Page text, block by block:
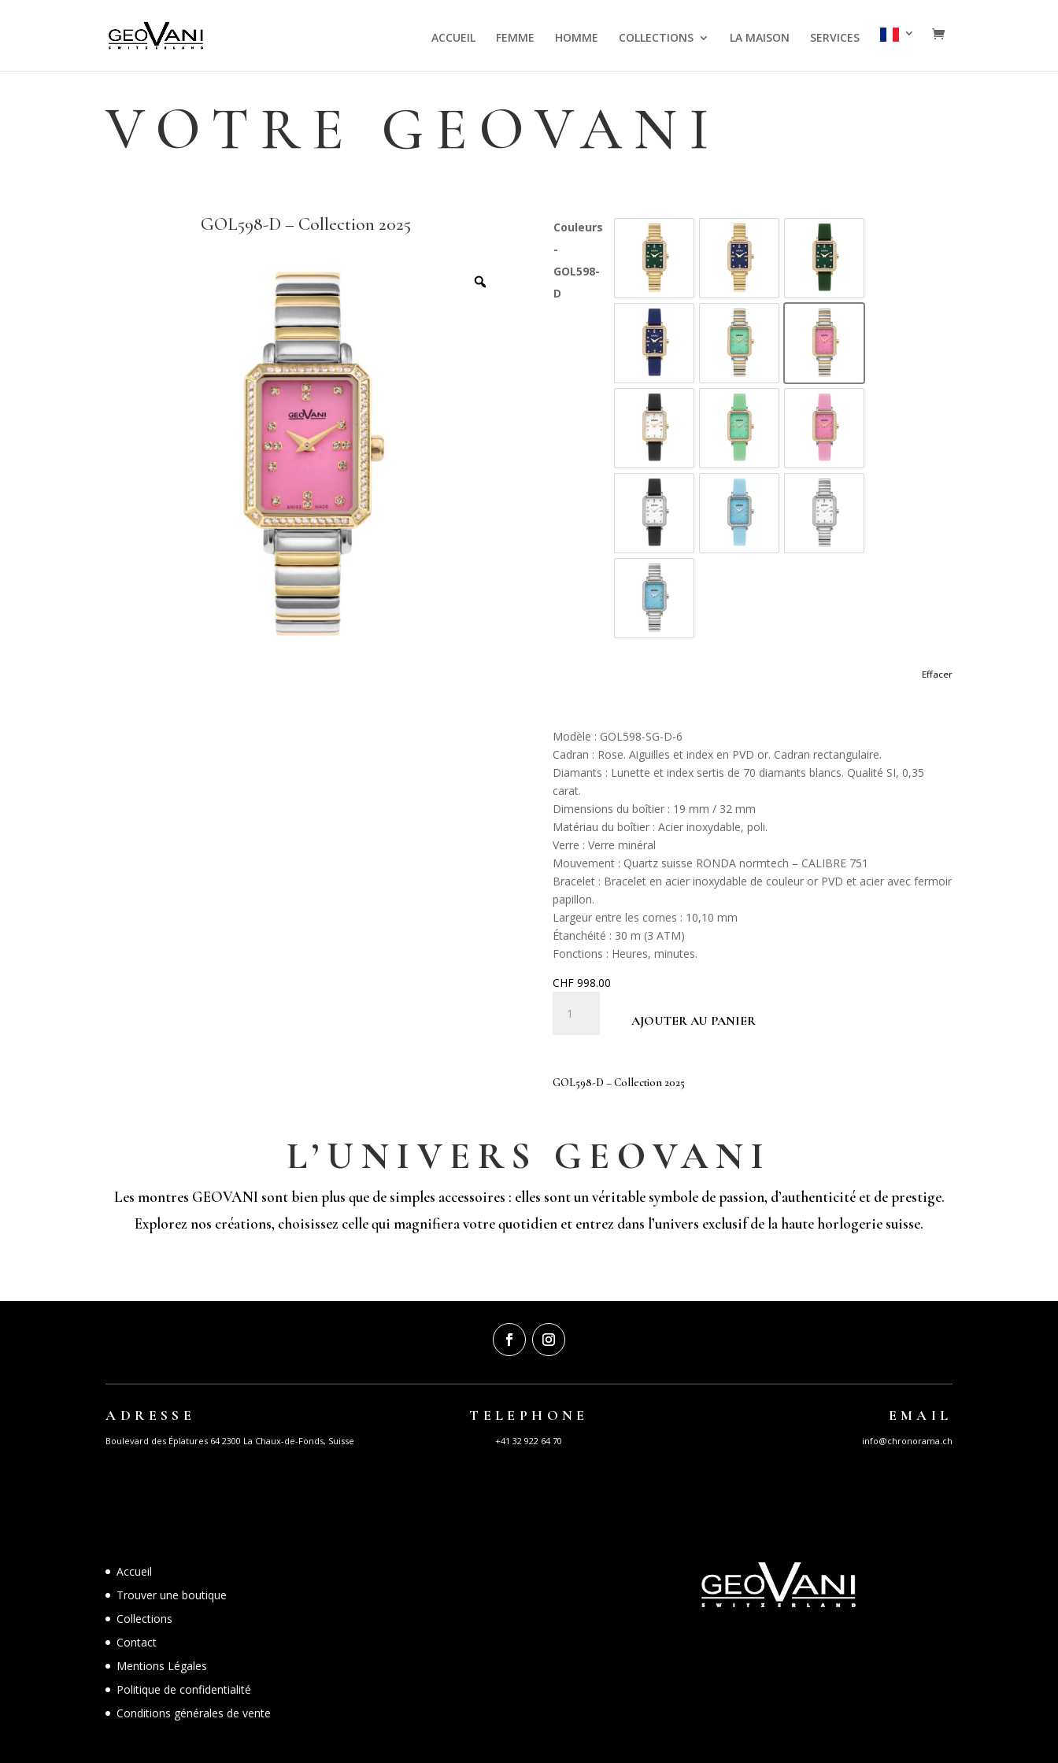
ACCUEIL FEMME HOMME COLLECTIONS LA MAISON SERVICES
VOTRE GEOVANI
GOL598-D – Collection 2025
Couleurs
-
GOL598-
D
GOL598-GG-D-12GOL598-GG-D-9GOL598-GL-D-12
GOL598-GL-D-9GOL598-SG-D-12AGOL598-SG-D-6
GOL598-SGL-D-1GOL598-SGL-D-12AGOL598-SGL-D-6
GOL598-SL-D-1 GOL598-SL-D-9AGOL598-SS-D-1
GOL598-SS-D-9A
Effacer
Modèle : GOL598-SG-D-6
Cadran : Rose. Aiguilles et index en PVD or. Cadran rectangulaire.
Diamants : Lunette et index sertis de 70 diamants blancs. Qualité SI, 0,35
carat.
Dimensions du boîtier : 19 mm / 32 mm
Matériau du boîtier : Acier inoxydable, poli.
Verre : Verre minéral
Mouvement : Quartz suisse RONDA normtech – CALIBRE 751
Bracelet : Bracelet en acier inoxydable de couleur or PVD et acier avec fermoir
papillon.
Largeur entre les cornes : 10,10 mm
Étanchéité : 30 m (3 ATM)
Fonctions : Heures, minutes.
CHF998.00
Collection
AJOUTER AU PANIER
GOL598-D – Collection 2025
L’UNIVERS GEOVANI
Les montres GEOVANI sont bien plus que de simples accessoires : elles sont un véritable symbole de passion, d’authenticité et de prestige.
Explorez nos créations, choisissez celle qui magnifiera votre quotidien et entrez dans l’univers exclusif de la haute horlogerie suisse.
ADRESSE
Boulevard des Éplatures 64 2300 La Chaux-de-Fonds, Suisse
TELEPHONE
+41 32 922 64 70
EMAIL
info@chronorama.ch
Accueil
Trouver une boutique
Collections
Contact
Mentions Légales
Politique de confidentialité
Conditions générales de vente